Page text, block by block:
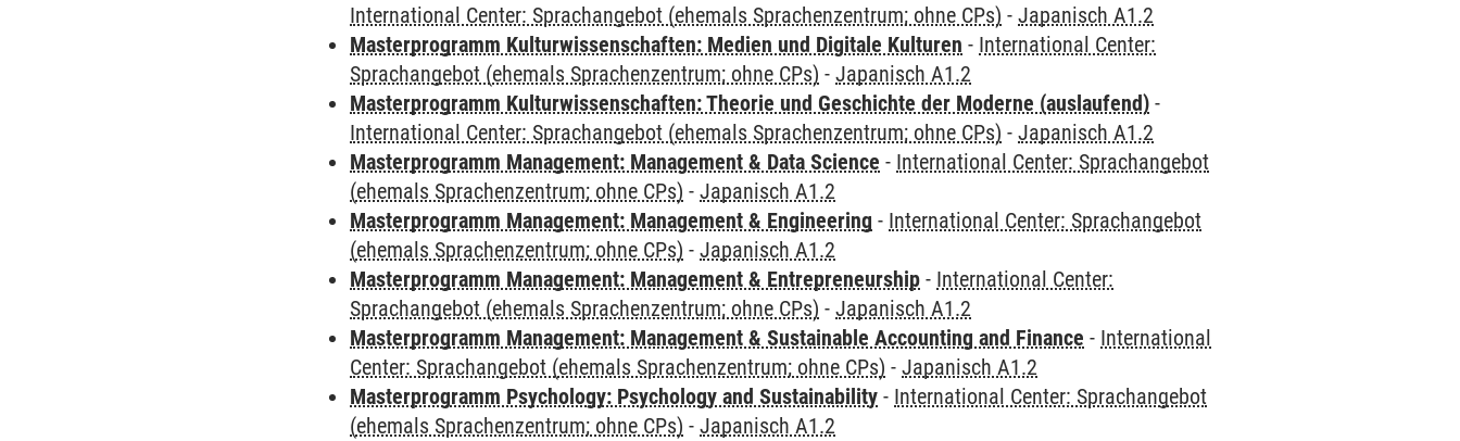
International Center: Sprachangebot (ehemals Sprachenzentrum; ohne CPs) -Japanisch A1.2
Masterprogramm Kulturwissenschaften: Medien und Digitale Kulturen - International Center:
Sprachangebot (ehemals Sprachenzentrum; ohne CPs) -Japanisch A1.2
Masterprogramm Kulturwissenschaften: Theorie und Geschichte der Moderne (auslaufend) -
International Center: Sprachangebot (ehemals Sprachenzentrum; ohne CPs) -Japanisch A1.2
Masterprogramm Management: Management & Data Science - International Center: Sprachangebot
(ehemals Sprachenzentrum; ohne CPs) -Japanisch A1.2
Masterprogramm Management: Management & Engineering - International Center: Sprachangebot
(ehemals Sprachenzentrum; ohne CPs) -Japanisch A1.2
Masterprogramm Management: Management & Entrepreneurship - International Center:
Sprachangebot (ehemals Sprachenzentrum; ohne CPs) -Japanisch A1.2
Masterprogramm Management: Management & Sustainable Accounting and Finance - International
Center: Sprachangebot (ehemals Sprachenzentrum; ohne CPs) -Japanisch A1.2
Masterprogramm Psychology: Psychology and Sustainability - International Center: Sprachangebot
(ehemals Sprachenzentrum; ohne CPs) -Japanisch A1.2